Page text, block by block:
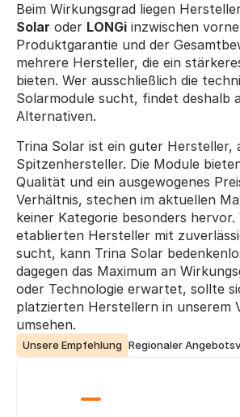
Beim Wirkungsgrad liegen
Solar oder LONGi inzwischen
Produktgarantie und der
mehrere Hersteller, die ein
bieten. Wer ausschließlich die
Solarmodule sucht, findet deshalb
Alternativen.
Trina Solar ist ein guter Hersteller,
Spitzenhersteller. Die Module
Qualität und ein ausgewogenes
Verhältnis, stechen im aktuellen
keiner Kategorie besonders hervor.
etablierten Hersteller mit
sucht, kann Trina Solar
dagegen das Maximum an
oder Technologie erwartet, sollte
platzierten Herstellern in unserem
umsehen.
Unsere Empfehlung Regionaler